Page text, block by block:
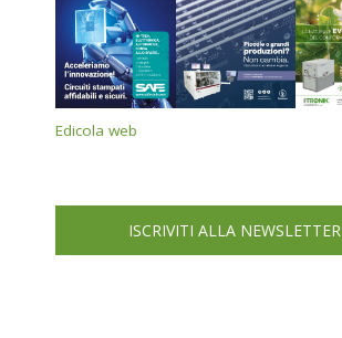
Edicola web
ISCRIVITI ALLA NEWSLETTER